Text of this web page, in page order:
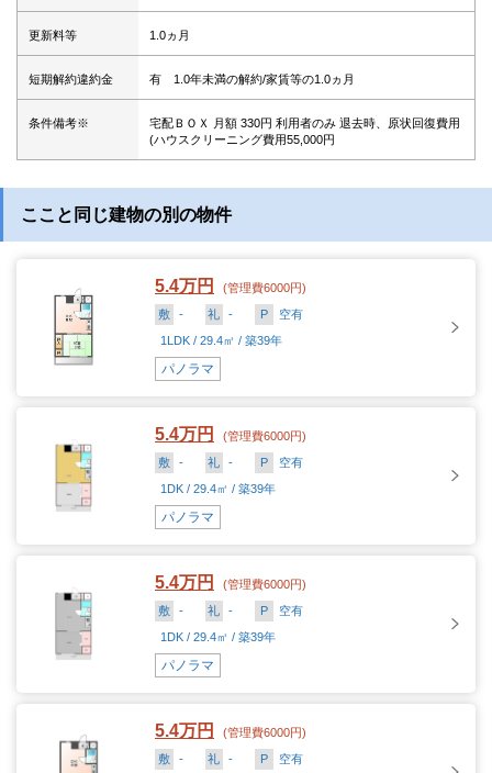
更新料等 1.0ヵ月
短期解約違約金 有 1.0年未満の解約/家賃等の1.0ヵ月
条件備考※
宅配ＢＯＸ 月額 330円 利用者のみ 退去時、原状回復費用
(ハウスクリーニング費用55,000円
ここと同じ建物の別の物件
5.4万円
(管理費6000円)
敷
- 礼 - P
空有
1LDK / 29.4㎡ / 築39年
パノラマ
5.4万円
(管理費6000円)
敷
- 礼 - P
空有
1DK / 29.4㎡ / 築39年
パノラマ
5.4万円
(管理費6000円)
敷
- 礼 - P
空有
1DK / 29.4㎡ / 築39年
パノラマ
5.4万円
(管理費6000円)
敷
- 礼 - P 空有